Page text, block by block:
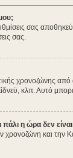
σας
σας.
χρονοζώνης από
κλπ. Αυτό
η ώρα δεν
χρονοζώνη και